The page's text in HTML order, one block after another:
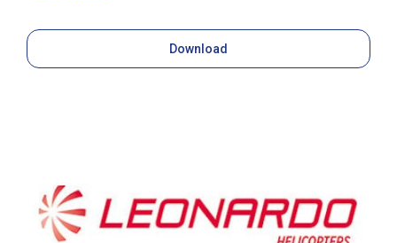
Download